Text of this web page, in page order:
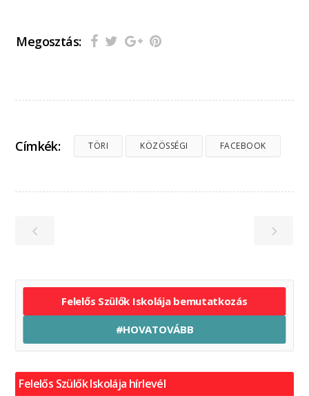
Megosztás:
Címkék: TÖRI KÖZÖSSÉGI FACEBOOK
Felelős Szülők Iskolája bemutatkozás
#HOVATOVÁBB
Felelős Szülők Iskolája hírlevél